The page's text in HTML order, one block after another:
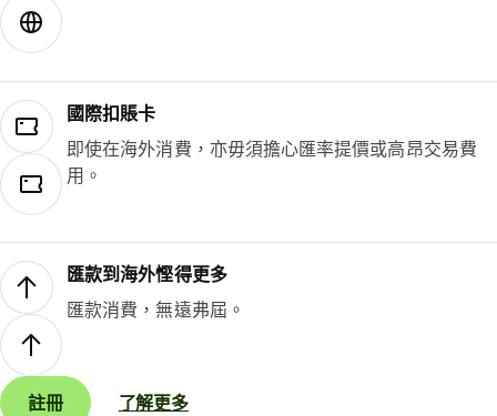
國際扣賬卡
即使在海外消費，亦毋須擔心匯率提價或高昂交易費
用。
匯款到海外慳得更多
匯款消費，無遠弗屆。
註冊 了解更多